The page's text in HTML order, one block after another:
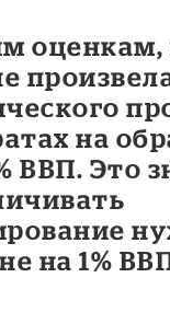
оценкам,
на
ВВП. Это
на 1%